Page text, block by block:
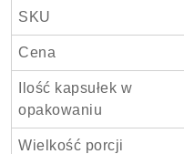
SKU
Cena
Ilość kapsułek w
opakowaniu
Wielkość porcji